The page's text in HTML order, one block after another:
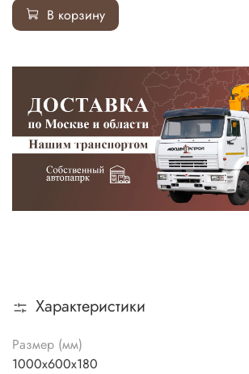
В корзину
Характеристики
Размер (мм)
1000х600х180